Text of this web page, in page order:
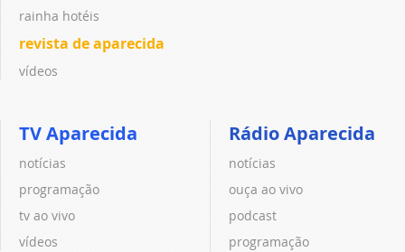
rainha hotéis
revista de aparecida
vídeos
TV Aparecida
notícias
programação
tv ao vivo
vídeos
Rádio Aparecida
notícias
ouça ao vivo
podcast
programação